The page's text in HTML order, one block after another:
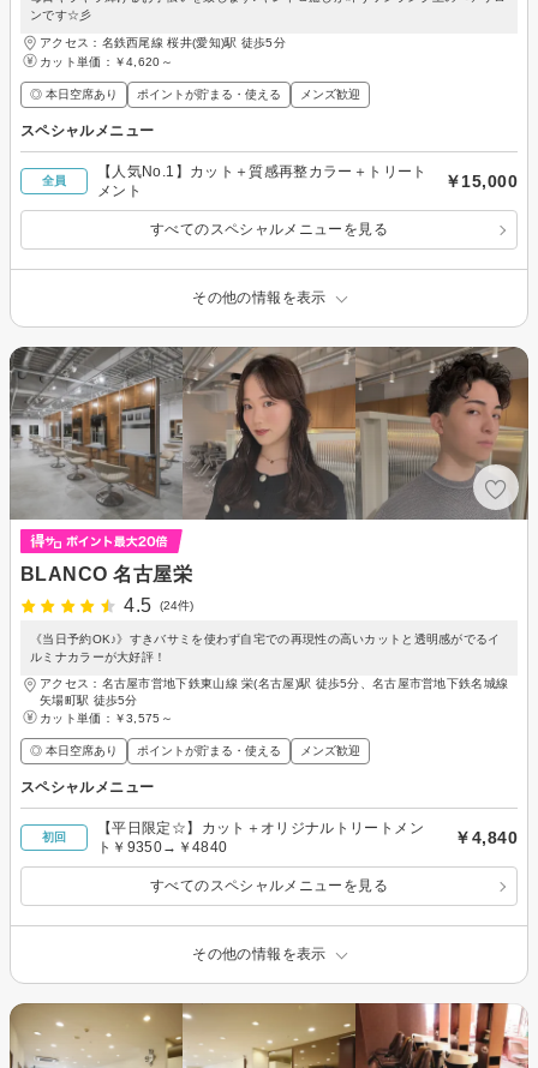
ンです☆彡
アクセス：名鉄西尾線 桜井(愛知)駅 徒歩5分
カット単価： ￥4,620～
◎ 本日空席あり ポイントが貯まる・使える メンズ歓迎
スペシャルメニュー
全員
【人気No.1】カット＋質感再整カラー＋トリート
メント
￥15,000
すべてのスペシャルメニューを見る
その他の情報を表示
BLANCO 名古屋栄
4.5
(24件)
《当日予約OK♪》すきバサミを使わず自宅での再現性の高いカットと透明感がでるイ
ルミナカラーが大好評！
アクセス：名古屋市営地下鉄東山線 栄(名古屋)駅 徒歩5分、名古屋市営地下鉄名城線
矢場町駅 徒歩5分
カット単価： ￥3,575～
◎ 本日空席あり ポイントが貯まる・使える メンズ歓迎
スペシャルメニュー
初回
【平日限定☆】カット＋オリジナルトリートメン
ト￥9350→￥4840
￥4,840
すべてのスペシャルメニューを見る
その他の情報を表示